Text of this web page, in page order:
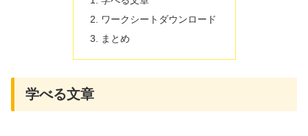
ワークシートダウンロード
まとめ
学べる文章